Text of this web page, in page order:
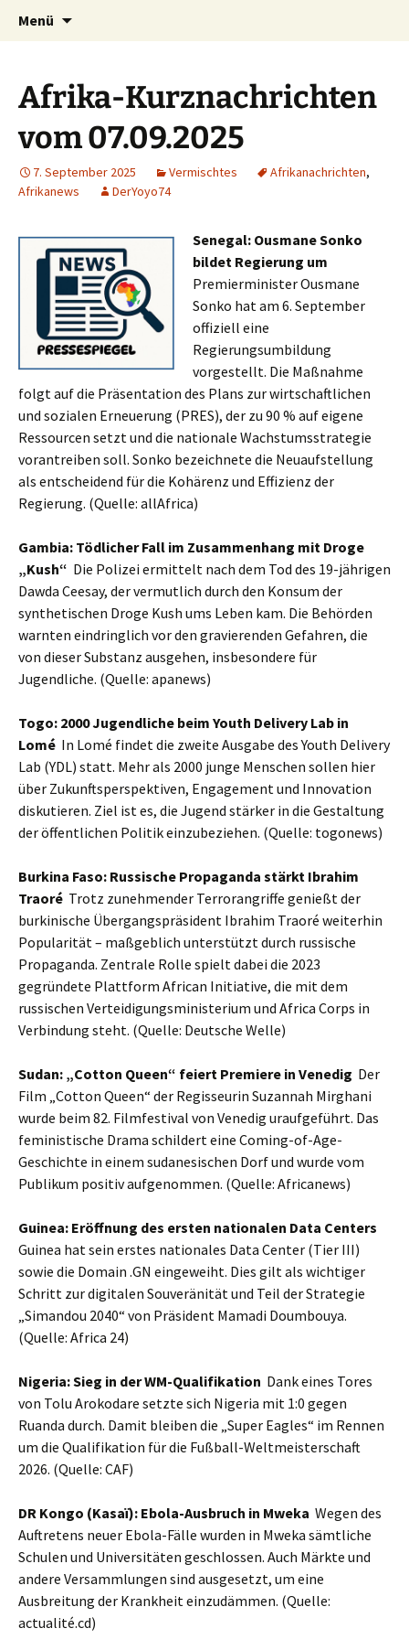
AFRICA live
Seit 1998: Aktuelles aus und mit Bezug zu
Afrika
Menü
Afrika-Kurznachrichten
vom 07.09.2025
7. September 2025 Vermischtes Afrikanachrichten,
Afrikanews
DerYoyo74
Senegal: Ousmane Sonko
bildet Regierung um
Premierminister Ousmane
Sonko hat am 6. September
offiziell eine
Regierungsumbildung
vorgestellt. Die Maßnahme
folgt auf die Präsentation des Plans zur wirtschaftlichen
und sozialen Erneuerung (PRES), der zu 90 % auf eigene
Ressourcen setzt und die nationale Wachstumsstrategie
vorantreiben soll. Sonko bezeichnete die Neuaufstellung
als entscheidend für die Kohärenz und Effizienz der
Regierung. (Quelle: allAfrica)
Gambia: Tödlicher Fall im Zusammenhang mit Droge
„Kush“ Die Polizei ermittelt nach dem Tod des 19-jährigen
Dawda Ceesay, der vermutlich durch den Konsum der
synthetischen Droge Kush ums Leben kam. Die Behörden
warnten eindringlich vor den gravierenden Gefahren, die
von dieser Substanz ausgehen, insbesondere für
Jugendliche. (Quelle: apanews)
Togo: 2000 Jugendliche beim Youth Delivery Lab in
Lomé In Lomé findet die zweite Ausgabe des Youth Delivery
Lab (YDL) statt. Mehr als 2000 junge Menschen sollen hier
über Zukunftsperspektiven, Engagement und Innovation
diskutieren. Ziel ist es, die Jugend stärker in die Gestaltung
der öffentlichen Politik einzubeziehen. (Quelle: togonews)
Burkina Faso: Russische Propaganda stärkt Ibrahim
Traoré Trotz zunehmender Terrorangriffe genießt der
burkinische Übergangspräsident Ibrahim Traoré weiterhin
Popularität – maßgeblich unterstützt durch russische
Propaganda. Zentrale Rolle spielt dabei die 2023
gegründete Plattform African Initiative, die mit dem
russischen Verteidigungsministerium und Africa Corps in
Verbindung steht. (Quelle: Deutsche Welle)
Sudan: „Cotton Queen“ feiert Premiere in Venedig Der
Film „Cotton Queen“ der Regisseurin Suzannah Mirghani
wurde beim 82. Filmfestival von Venedig uraufgeführt. Das
feministische Drama schildert eine Coming-of-Age-
Geschichte in einem sudanesischen Dorf und wurde vom
Publikum positiv aufgenommen. (Quelle: Africanews)
Guinea: Eröffnung des ersten nationalen Data Centers
Guinea hat sein erstes nationales Data Center (Tier III)
sowie die Domain .GN eingeweiht. Dies gilt als wichtiger
Schritt zur digitalen Souveränität und Teil der Strategie
„Simandou 2040“ von Präsident Mamadi Doumbouya.
(Quelle: Africa 24)
Nigeria: Sieg in der WM-Qualifikation Dank eines Tores
von Tolu Arokodare setzte sich Nigeria mit 1:0 gegen
Ruanda durch. Damit bleiben die „Super Eagles“ im Rennen
um die Qualifikation für die Fußball-Weltmeisterschaft
2026. (Quelle: CAF)
DR Kongo (Kasaï): Ebola-Ausbruch in Mweka Wegen des
Auftretens neuer Ebola-Fälle wurden in Mweka sämtliche
Schulen und Universitäten geschlossen. Auch Märkte und
andere Versammlungen sind ausgesetzt, um eine
Ausbreitung der Krankheit einzudämmen. (Quelle:
actualité.cd)